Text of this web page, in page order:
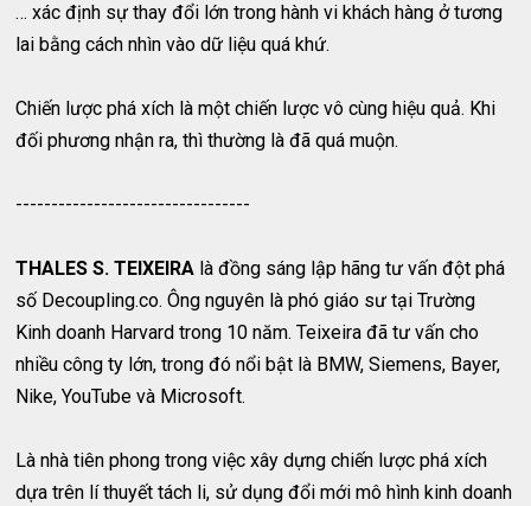
… xác định sự thay đổi lớn trong hành vi khách hàng ở tương
lai bằng cách nhìn vào dữ liệu quá khứ.
Chiến lược phá xích là một chiến lược vô cùng hiệu quả. Khi
đối phương nhận ra, thì thường là đã quá muộn.
---------------------------------
THALES S. TEIXEIRA là đồng sáng lập hãng tư vấn đột phá
số Decoupling.co. Ông nguyên là phó giáo sư tại Trường
Kinh doanh Harvard trong 10 năm. Teixeira đã tư vấn cho
nhiều công ty lớn, trong đó nổi bật là BMW, Siemens, Bayer,
Nike, YouTube và Microsoft.
Là nhà tiên phong trong việc xây dựng chiến lược phá xích
dựa trên lí thuyết tách li, sử dụng đổi mới mô hình kinh doanh